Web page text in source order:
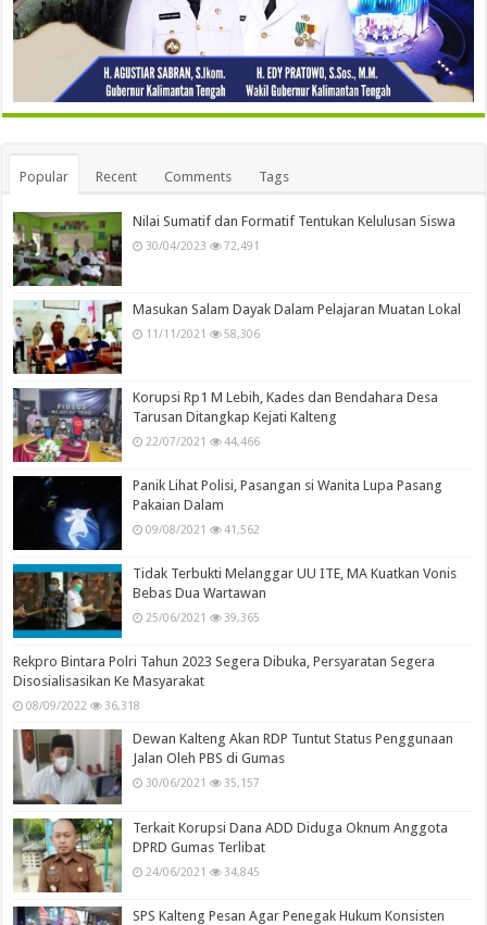
Popular Recent Comments Tags
Nilai Sumatif dan Formatif Tentukan Kelulusan Siswa
30/04/2023 72,491
Masukan Salam Dayak Dalam Pelajaran Muatan Lokal
11/11/2021 58,306
Korupsi Rp1 M Lebih, Kades dan Bendahara Desa
Tarusan Ditangkap Kejati Kalteng
22/07/2021 44,466
Panik Lihat Polisi, Pasangan si Wanita Lupa Pasang
Pakaian Dalam
09/08/2021 41,562
Tidak Terbukti Melanggar UU ITE, MA Kuatkan Vonis
Bebas Dua Wartawan
25/06/2021 39,365
Rekpro Bintara Polri Tahun 2023 Segera Dibuka, Persyaratan Segera
Disosialisasikan Ke Masyarakat
08/09/2022 36,318
Dewan Kalteng Akan RDP Tuntut Status Penggunaan
Jalan Oleh PBS di Gumas
30/06/2021 35,157
Terkait Korupsi Dana ADD Diduga Oknum Anggota
DPRD Gumas Terlibat
24/06/2021 34,845
SPS Kalteng Pesan Agar Penegak Hukum Konsisten